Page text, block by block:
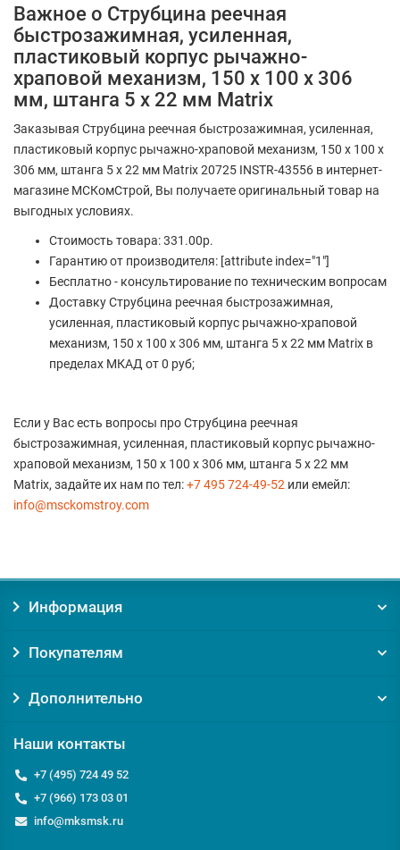
Важное о Струбцина реечная
быстрозажимная, усиленная,
пластиковый корпус рычажно-
храповой механизм, 150 х 100 х 306
мм, штанга 5 х 22 мм Matrix
Заказывая Струбцина реечная быстрозажимная, усиленная,
пластиковый корпус рычажно-храповой механизм, 150 х 100 х
306 мм, штанга 5 х 22 мм Matrix 20725 INSTR-43556 в интернет-
магазине МСКомСтрой, Вы получаете оригинальный товар на
выгодных условиях.
Стоимость товара: 331.00р.
Гарантию от производителя: [attribute index="1"]
Бесплатно - консультирование по техническим вопросам
Доставку Струбцина реечная быстрозажимная,
усиленная, пластиковый корпус рычажно-храповой
механизм, 150 х 100 х 306 мм, штанга 5 х 22 мм Matrix в
пределах МКАД от 0 руб;
Если у Вас есть вопросы про Струбцина реечная
быстрозажимная, усиленная, пластиковый корпус рычажно-
храповой механизм, 150 х 100 х 306 мм, штанга 5 х 22 мм
Matrix, задайте их нам по тел:+7 495 724-49-52 или емейл:
info@msckomstroy.com
Информация
Покупателям
Дополнительно
Наши контакты
+7 (495) 724 49 52
+7 (966) 173 03 01
info@mksmsk.ru